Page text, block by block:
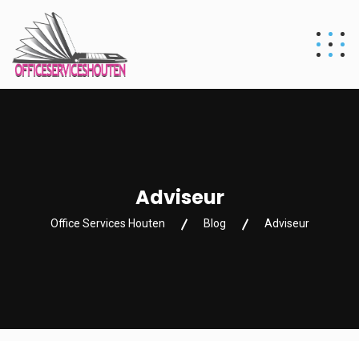
Adviseur
Office Services Houten Blog Adviseur